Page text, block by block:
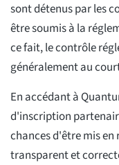
sont détenus par les
être soumis à la
ce fait, le contrôle
généralement au
En accédant à
d'inscription
chances d'être mis
transparent et